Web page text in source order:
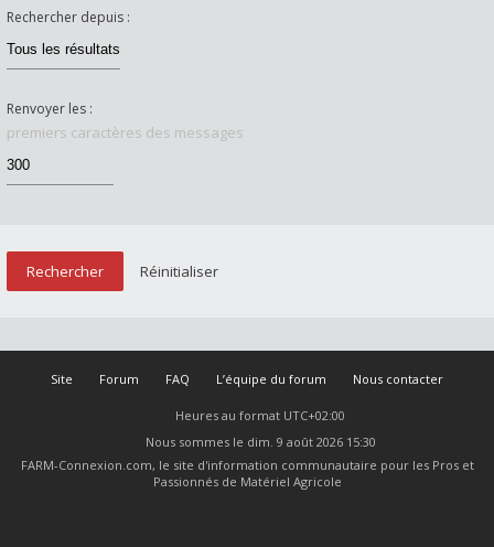
Rechercher depuis :
Renvoyer les :
premiers caractères des messages
Site Forum FAQ L’équipe du forum Nous contacter
Heures au format UTC+02:00
Nous sommes le dim. 9 août 2026 15:30
FARM-Connexion.com, le site d'information communautaire pour les Pros et
Passionnés de Matériel Agricole